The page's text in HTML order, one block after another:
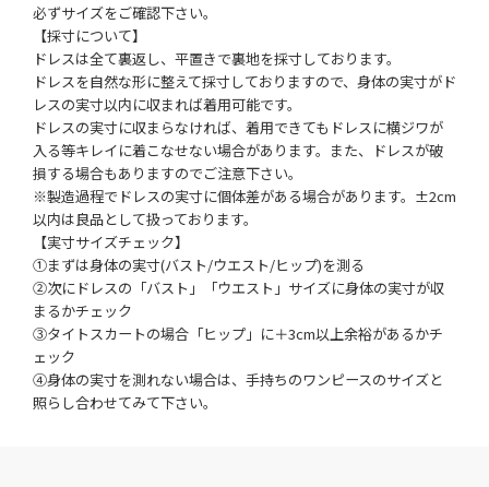
必ずサイズをご確認下さい。
【採寸について】
ドレスは全て裏返し、平置きで裏地を採寸しております。
ドレスを自然な形に整えて採寸しておりますので、身体の実寸がド
レスの実寸以内に収まれば着用可能です。
ドレスの実寸に収まらなければ、着用できてもドレスに横ジワが
入る等キレイに着こなせない場合があります。また、ドレスが破
損する場合もありますのでご注意下さい。
※製造過程でドレスの実寸に個体差がある場合があります。±2cm
以内は良品として扱っております。
【実寸サイズチェック】
①まずは身体の実寸(バスト/ウエスト/ヒップ)を測る
②次にドレスの「バスト」「ウエスト」サイズに身体の実寸が収
まるかチェック
③タイトスカートの場合「ヒップ」に＋3cm以上余裕があるかチ
ェック
④身体の実寸を測れない場合は、手持ちのワンピースのサイズと
照らし合わせてみて下さい。